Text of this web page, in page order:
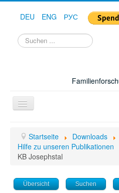
DEU ENG РУС
Suchen
...
Toggle
Navigation
Forum
Hilfe
Geschichte
Startseite Downloads
Hilfe zu unseren Publikationen
KB Josephstal
Übersicht Suchen